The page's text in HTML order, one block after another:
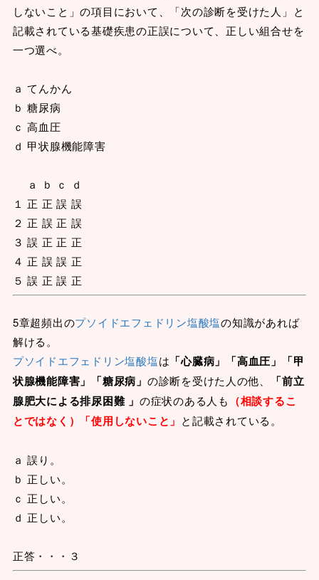
しないこと」の項目において、「次の診断を受けた人」と
記載されている基礎疾患の正誤について、正しい組合せを
一つ選べ。
ａ てんかん
ｂ 糖尿病
ｃ 高血圧
ｄ 甲状腺機能障害
ａ ｂ ｃ ｄ
１ 正 正 誤 誤
２ 正 誤 正 誤
３ 誤 正 正 正
４ 正 誤 誤 正
５ 誤 正 誤 正
5章超頻出のプソイドエフェドリン塩酸塩の知識があれば
解ける。
プソイドエフェドリン塩酸塩は 「心臓病」「高血圧」「甲
状腺機能障害」「糖尿病」 の診断を受けた人の他、
「前立
腺肥大による排尿困難 」 の症状のある人も （相談するこ
とではなく）「使用しないこと」 と記載されている。
ａ 誤り。
ｂ 正しい。
ｃ 正しい。
ｄ 正しい。
正答・・・３